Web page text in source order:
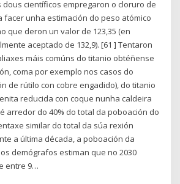
científicos empregaron o cloruro de
facer unha estimación do peso atómico
que deron un valor de 123,35 (en
aceptado de 132,9). [61 ] Tentaron
máis comúns do titanio obtéñense
coma por exemplo nos casos do
de rútilo con cobre engadido), do titanio
reducida con coque nunha caldeira
arredor do 40% do total da poboación do
similar do total da súa rexión
a última década, a poboación da
demógrafos estiman que no 2030
entre 9…